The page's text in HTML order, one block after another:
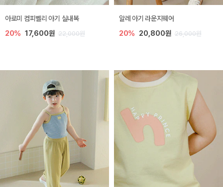
아로미 컴피벨리 아기 실내복
20% 17,600원 22,000원
알레 아기 라운지웨어
20% 20,800원 26,000원